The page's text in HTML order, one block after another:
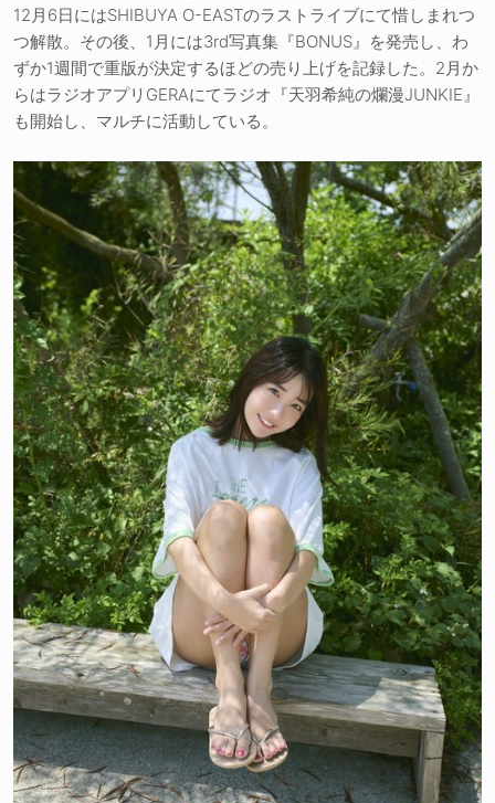
12月6日にはSHIBUYA O-EASTのラストライブにて惜しまれつ
つ解散。その後、1月には3rd写真集『BONUS』を発売し、わ
ずか1週間で重版が決定するほどの売り上げを記録した。2月か
らはラジオアプリGERAにてラジオ『天羽希純の爛漫JUNKIE』
も開始し、マルチに活動している。